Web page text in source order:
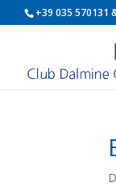
+39 035 570131